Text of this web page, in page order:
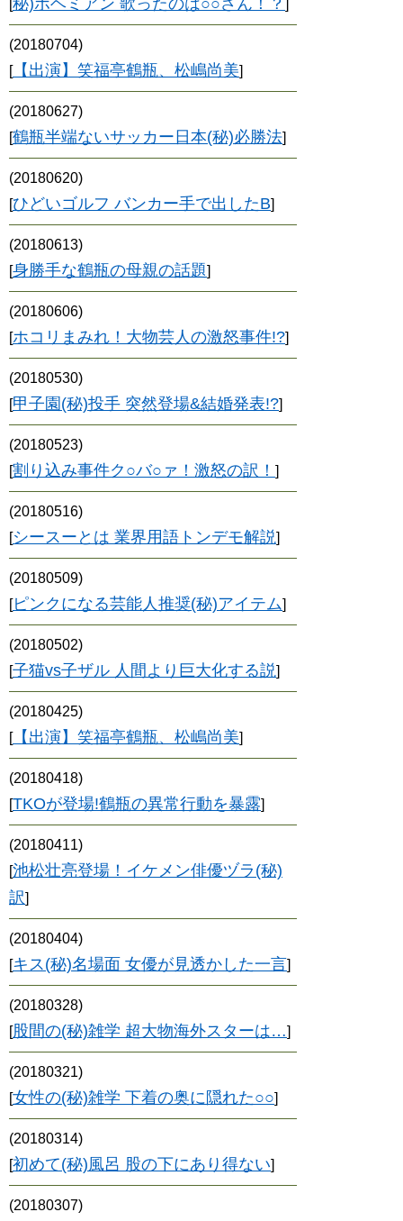
秘)ボヘミアン 歌ったのは○○さん！？
(20180704)
[【出演】笑福亭鶴瓶、松嶋尚美]
(20180627)
[鶴瓶半端ないサッカー日本(秘)必勝法]
(20180620)
[ひどいゴルフ バンカー手で出したB]
(20180613)
[身勝手な鶴瓶の母親の話題]
(20180606)
[ホコリまみれ！大物芸人の激怒事件!?]
(20180530)
[甲子園(秘)投手 突然登場&結婚発表!?]
(20180523)
[割り込み事件ク○バ○ァ！激怒の訳！ ]
(20180516)
[シースーとは 業界用語トンデモ解説]
(20180509)
[ピンクになる芸能人推奨(秘)アイテム]
(20180502)
[子猫vs子ザル 人間より巨大化する説]
(20180425)
[【出演】笑福亭鶴瓶、松嶋尚美]
(20180418)
[TKOが登場!鶴瓶の異常行動を暴露]
(20180411)
[池松壮亮登場！イケメン俳優ヅラ(秘)
訳]
(20180404)
[キス(秘)名場面 女優が見透かした一言]
(20180328)
[股間の(秘)雑学 超大物海外スターは…]
(20180321)
[女性の(秘)雑学 下着の奥に隠れた○○]
(20180314)
[初めて(秘)風呂 股の下にあり得ない]
(20180307)